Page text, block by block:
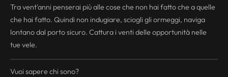
Tra vent'anni penserai più alle cose che non hai fatto che a quelle
che hai fatto. Quindi non indugiare, sciogli gli ormeggi, naviga
lontano dal porto sicuro. Cattura i venti delle opportunità nelle
tue vele.
Vuoi sapere chi sono?